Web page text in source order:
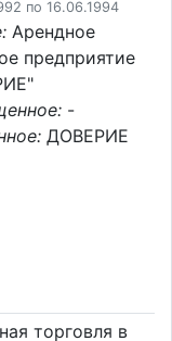
по 16.06.1994
Арендное
предприятие
-
ДОВЕРИЕ
торговля в